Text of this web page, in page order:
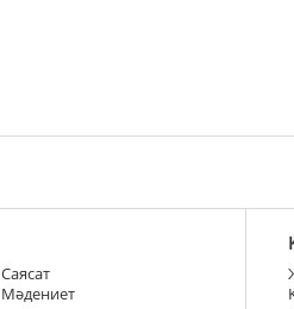
Саясат
Мәдениет